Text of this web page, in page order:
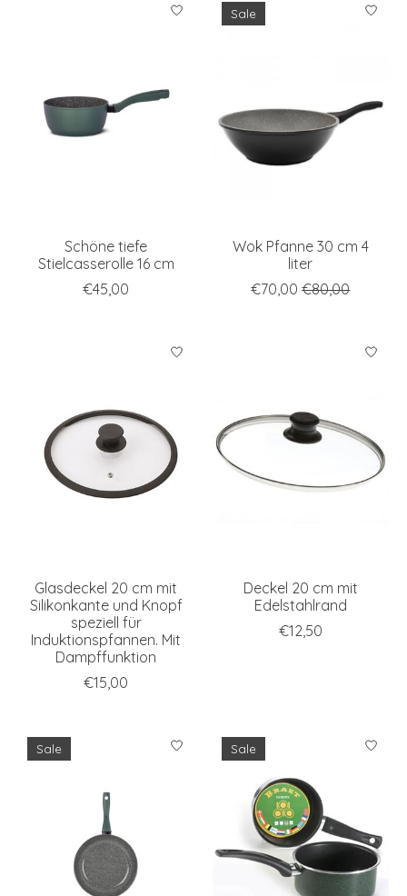
Schöne tiefe
Stielcasserolle 16 cm
€45,00
Sale
Wok Pfanne 30 cm 4
liter
€70,00 €80,00
Glasdeckel 20 cm mit
Silikonkante und Knopf
speziell für
Induktionspfannen. Mit
Dampffunktion
€15,00
Deckel 20 cm mit
Edelstahlrand
€12,50
Sale Sale